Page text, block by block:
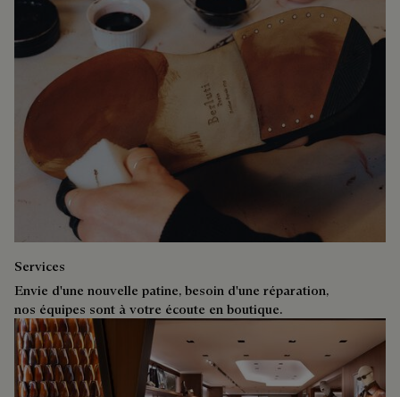
Services
Envie d'une nouvelle patine, besoin d'une réparation,
nos équipes sont à votre écoute en boutique.